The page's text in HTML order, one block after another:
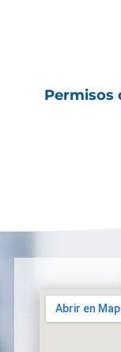
Permisos